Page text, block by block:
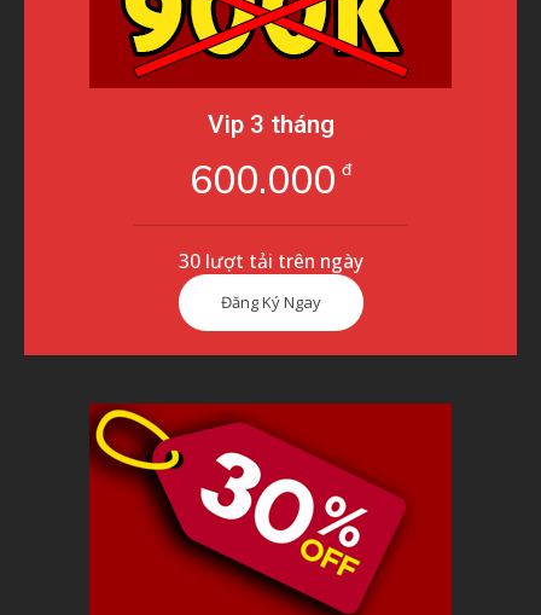
Vip 3 tháng
600.000 đ
30 lượt tải trên ngày
Đăng Ký Ngay